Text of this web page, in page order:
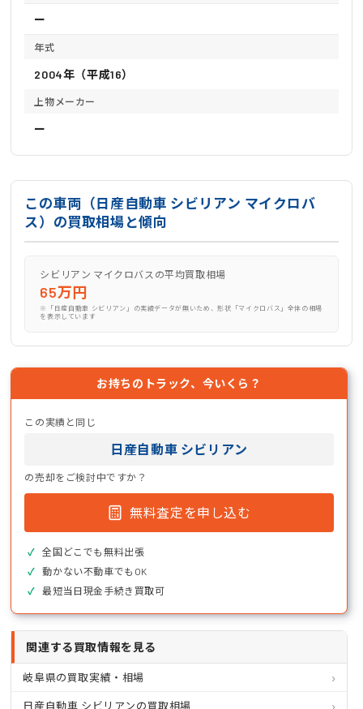
ー
年式
2004年（平成16）
上物メーカー
ー
この車両（日産自動車 シビリアン マイクロバ
ス）の買取相場と傾向
シビリアン マイクロバスの平均買取相場
65万円
※「日産自動車 シビリアン」の実績データが無いため、形状「マイクロバス」全体の相場
を表示しています
お持ちのトラック、今いくら？
この実績と同じ
日産自動車 シビリアン
の売却をご検討中ですか？
無料査定を申し込む
全国どこでも無料出張
動かない不動車でもOK
最短当日現金手続き買取可
関連する買取情報を見る
岐阜県の買取実績・相場
日産自動車 シビリアンの買取相場